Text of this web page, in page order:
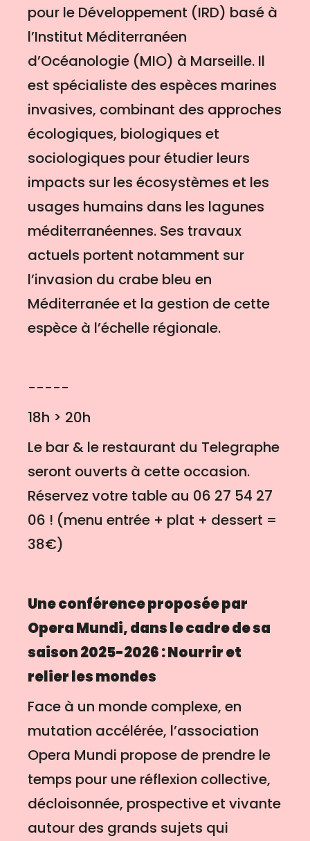
pour le Développement (IRD) basé à
l’Institut Méditerranéen
d’Océanologie (MIO) à Marseille. Il
est spécialiste des espèces marines
invasives, combinant des approches
écologiques, biologiques et
sociologiques pour étudier leurs
impacts sur les écosystèmes et les
usages humains dans les lagunes
méditerranéennes. Ses travaux
actuels portent notamment sur
l’invasion du crabe bleu en
Méditerranée et la gestion de cette
espèce à l’échelle régionale.
-----
18h > 20h
Le bar & le restaurant du Telegraphe
seront ouverts à cette occasion.
Réservez votre table au 06 27 54 27
06 ! (menu entrée + plat + dessert =
38€)
Une conférence proposée par
Opera Mundi, dans le cadre de sa
saison 2025-2026 : Nourrir et
relier les mondes
Face à un monde complexe, en
mutation accélérée, l’association
Opera Mundi propose de prendre le
temps pour une réflexion collective,
décloisonnée, prospective et vivante
autour des grands sujets qui